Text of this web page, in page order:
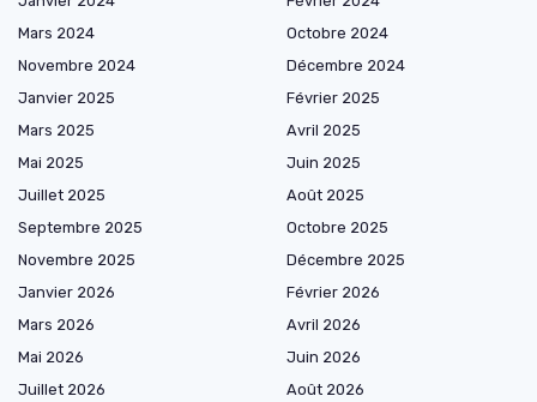
Mars 2024
Octobre 2024
Novembre 2024
Décembre 2024
Janvier 2025
Février 2025
Mars 2025
Avril 2025
Mai 2025
Juin 2025
Juillet 2025
Août 2025
Septembre 2025
Octobre 2025
Novembre 2025
Décembre 2025
Janvier 2026
Février 2026
Mars 2026
Avril 2026
Mai 2026
Juin 2026
Juillet 2026
Août 2026